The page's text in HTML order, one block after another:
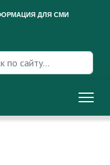
ДЛЯ СМИ